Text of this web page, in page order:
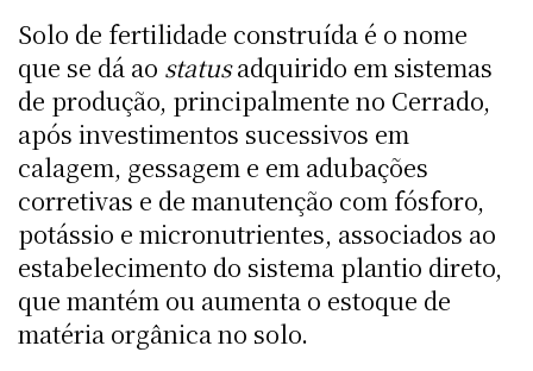
Solo de fertilidade construída é o nome
que se dá ao statusadquirido em sistemas
de produção, principalmente no Cerrado,
após investimentos sucessivos em
calagem, gessagem e em adubações
corretivas e de manutenção com fósforo,
potássio e micronutrientes, associados ao
estabelecimento do sistema plantio direto,
que mantém ou aumenta o estoque de
matéria orgânica no solo.